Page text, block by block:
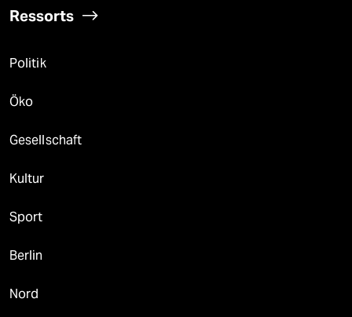
Ressorts
Politik
Öko
Gesellschaft
Kultur
Sport
Berlin
Nord